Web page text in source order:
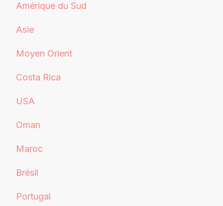
Amérique du Sud
Asie
Moyen Orient
Costa Rica
USA
Oman
Maroc
Brésil
Portugal